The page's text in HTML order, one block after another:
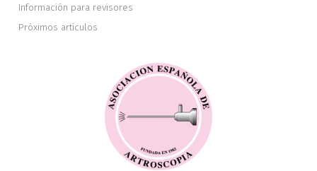
Información para revisores
Próximos artículos